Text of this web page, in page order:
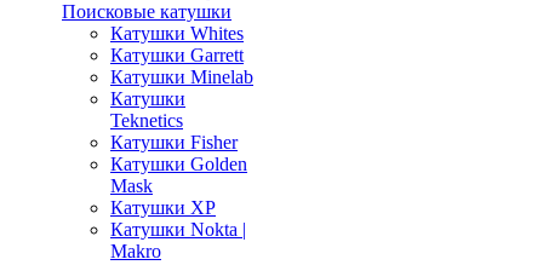
Поисковые катушки
Катушки Whites
Катушки Garrett
Катушки Minelab
Катушки
Teknetics
Катушки Fisher
Катушки Golden
Mask
Катушки XP
Катушки Nokta |
Makro